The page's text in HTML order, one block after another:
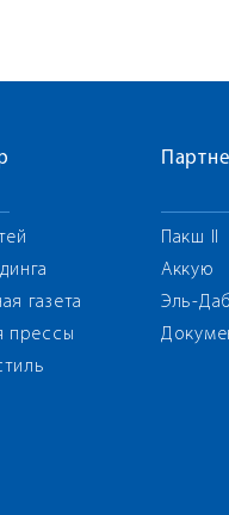
газета
прессы
Пакш II
Аккую
Эль-